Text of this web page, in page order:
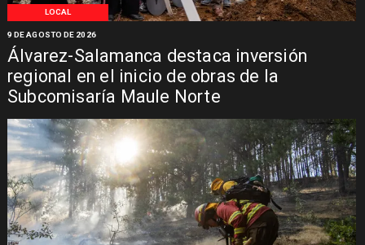
LOCAL
Álvarez-Salamanca destaca inversión
regional en el inicio de obras de la
Subcomisaría Maule Norte
9 DE AGOSTO DE 2026